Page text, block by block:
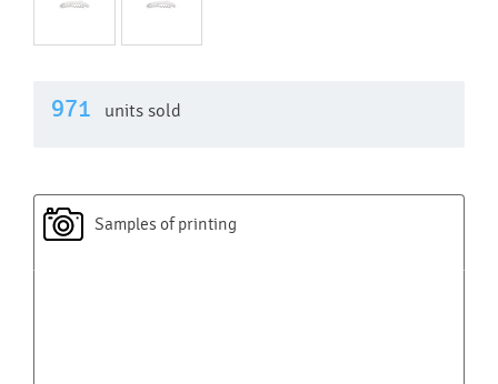
971 units sold
Samples of printing